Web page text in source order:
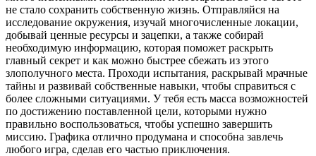
не стало сохранить собственную жизнь. Отправляйся на
исследование окружения, изучай многочисленные локации,
добывай ценные ресурсы и зацепки, а также собирай
необходимую информацию, которая поможет раскрыть
главный секрет и как можно быстрее сбежать из этого
злополучного места. Проходи испытания, раскрывай мрачные
тайны и развивай собственные навыки, чтобы справиться с
более сложными ситуациями. У тебя есть масса возможностей
по достижению поставленной цели, которыми нужно
правильно воспользоваться, чтобы успешно завершить
миссию. Графика отлично продумана и способна завлечь
любого игра, сделав его частью приключения.